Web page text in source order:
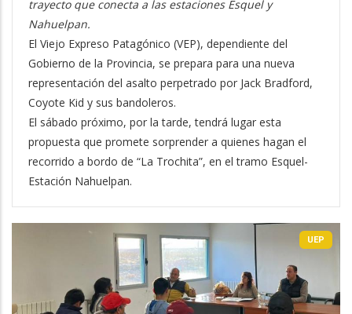
trayecto que conecta a las estaciones Esquel y
Nahuelpan.
El Viejo Expreso Patagónico (VEP), dependiente del
Gobierno de la Provincia, se prepara para una nueva
representación del asalto perpetrado por Jack Bradford,
Coyote Kid y sus bandoleros.
El sábado próximo, por la tarde, tendrá lugar esta
propuesta que promete sorprender a quienes hagan el
recorrido a bordo de “La Trochita”, en el tramo Esquel-
Estación Nahuelpan.
UEP